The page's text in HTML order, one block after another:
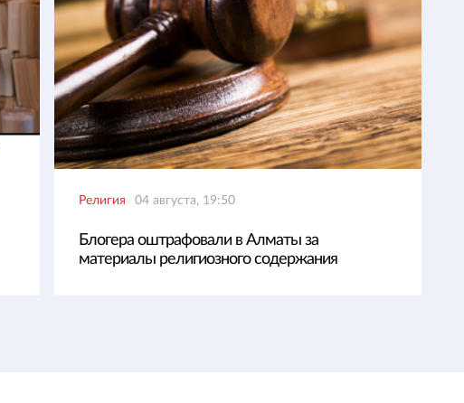
Религия 04 августа, 19:50
Блогера оштрафовали в Алматы за
материалы религиозного содержания